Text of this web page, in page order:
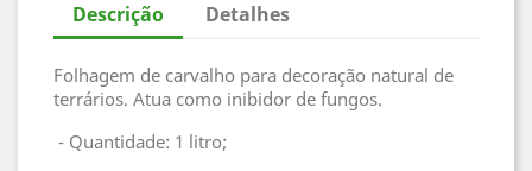
Descrição Detalhes
Folhagem de carvalho para decoração natural de
terrários. Atua como inibidor de fungos.
- Quantidade: 1 litro;